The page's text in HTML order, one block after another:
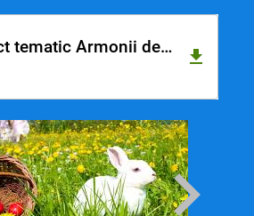
Proiect tematic Armonii de primavara.docx